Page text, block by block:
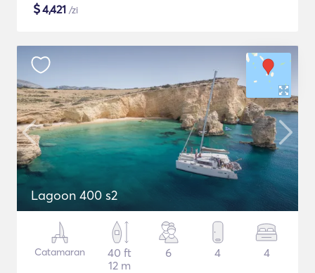
$4,421 /zi
Lagoon 400 s2
Catamaran
40 ft
12 m
6 4 4